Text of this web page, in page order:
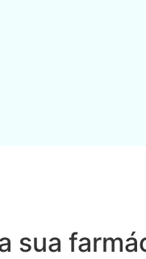
sua